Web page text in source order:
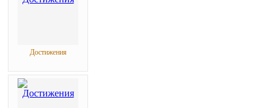
Достижения